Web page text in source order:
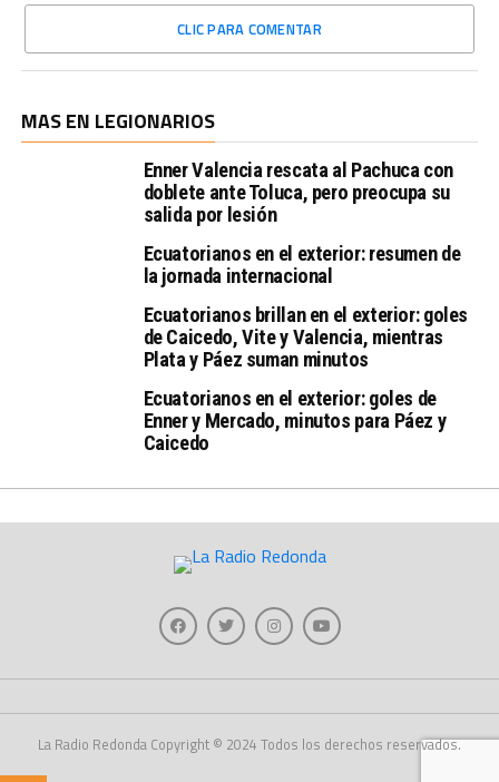
CLIC PARA COMENTAR
MAS EN LEGIONARIOS
Enner Valencia rescata al Pachuca con
doblete ante Toluca, pero preocupa su
salida por lesión
Ecuatorianos en el exterior: resumen de
la jornada internacional
Ecuatorianos brillan en el exterior: goles
de Caicedo, Vite y Valencia, mientras
Plata y Páez suman minutos
Ecuatorianos en el exterior: goles de
Enner y Mercado, minutos para Páez y
Caicedo
La Radio Redonda Copyright © 2024 Todos los derechos reservados.